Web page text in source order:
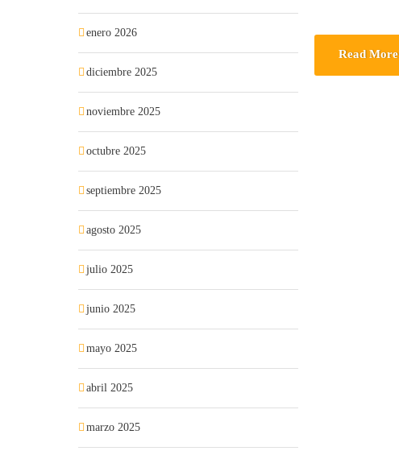
Read More
enero 2026
diciembre 2025
noviembre 2025
octubre 2025
septiembre 2025
agosto 2025
julio 2025
junio 2025
mayo 2025
abril 2025
marzo 2025